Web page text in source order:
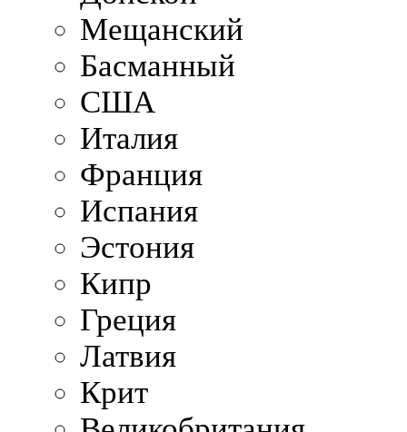
Мещанский
Басманный
США
Италия
Франция
Испания
Эстония
Кипр
Греция
Латвия
Крит